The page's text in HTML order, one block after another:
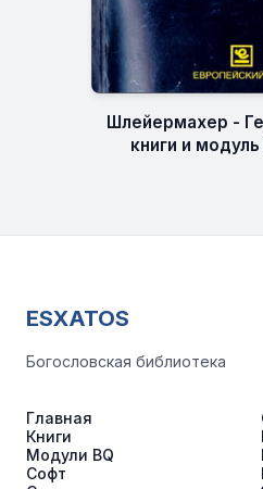
Шлейермахер -
книги и
ESXATOS
Богословская библиотека
Главная
Книги
Модули BQ
Софт